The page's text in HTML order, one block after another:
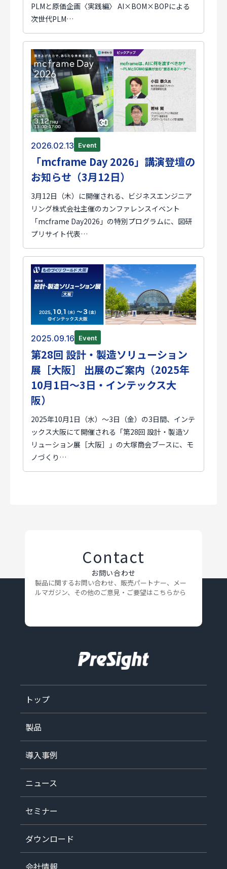
PLMと原価企画〈実践編〉 AI×BOM×BOPによる
次世代PLM…
2026.02.13 Event
「mcframe Day 2026」講演登壇の
お知らせ（3月12日）
3月12日（木）に開催される、ビジネスエンジニア
リング株式会社主催のカンファレンスイベント
「mcframe Day2026」の特別プログラムに、図研
プリサイト代表…
2025.09.16 Event
第28回 設計・製造ソリューション
展［大阪］ 出展のご案内（2025年
10月1日～3日・インテックス大
阪）
2025年10月1日（水）～3日（金）の3日間、インテ
ックス大阪にて開催される「第28回 設計・製造ソ
リューション展［大阪］」の大塚商会ブースに、モ
ノづくり…
Contact
お問い合わせ
製品に関するお問い合わせ、販売パートナー、メー
ルマガジン、 その他のご意見・ご要望はこちらから
トップ
製品
導入事例
ニュース
セミナー
ダウンロード
会社情報